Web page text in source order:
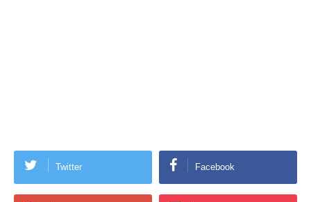
Twitter Facebook